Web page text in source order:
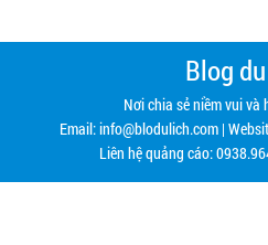
Blog
Nơi chia sẻ niềm vui và
Email:info@blodulich.com |
Liên hệ quảng cáo: